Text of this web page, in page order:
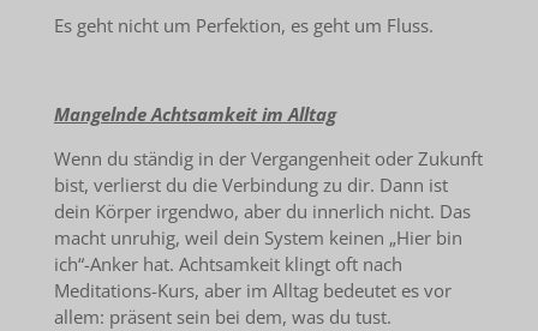
Es geht nicht um Perfektion, es geht um Fluss.
Mangelnde Achtsamkeit im Alltag
Wenn du ständig in der Vergangenheit oder Zukunft
bist, verlierst du die Verbindung zu dir. Dann ist
dein Körper irgendwo, aber du innerlich nicht. Das
macht unruhig, weil dein System keinen „Hier bin
ich“-Anker hat. Achtsamkeit klingt oft nach
Meditations-Kurs, aber im Alltag bedeutet es vor
allem: präsent sein bei dem, was du tust.